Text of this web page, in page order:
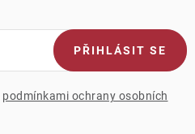
podmínkami ochrany osobních
PŘIHLÁSIT SE